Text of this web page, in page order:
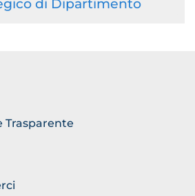
di Dipartimento
Trasparente